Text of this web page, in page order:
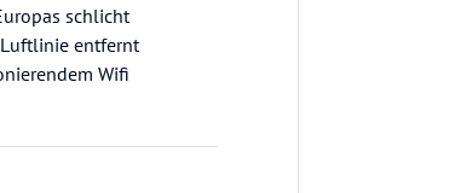
schlicht
entfernt
Wifi